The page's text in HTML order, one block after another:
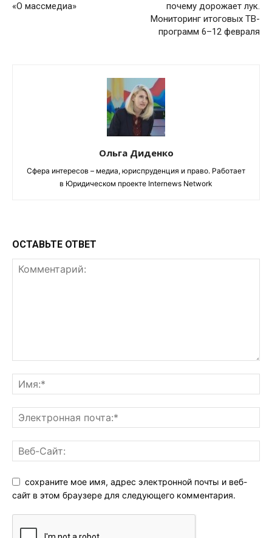
«О массмедиа»
почему дорожает лук.
Мониторинг итоговых ТВ-
программ 6–12 февраля
Ольга Диденко
Сфера интересов – медиа, юриспруденция и право. Работает
в Юридическом проекте Internews Network
ОСТАВЬТЕ ОТВЕТ
сохраните мое имя, адрес электронной почты и веб-
сайт в этом браузере для следующего комментария.